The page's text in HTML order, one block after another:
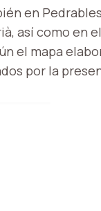
en
así como en
el mapa
por la